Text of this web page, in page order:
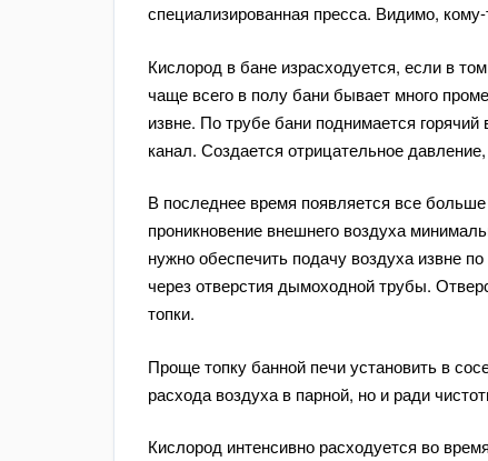
специализированная пресса. Видимо,
Кислород в бане израсходуется, если в
чаще всего в полу бани бывает много
извне. По трубе бани поднимается
канал. Создается отрицательное
В последнее время появляется все
проникновение внешнего воздуха
нужно обеспечить подачу воздуха извне
через отверстия дымоходной трубы.
топки.
Проще топку банной печи установить в
расхода воздуха в парной, но и ради
Кислород интенсивно расходуется во